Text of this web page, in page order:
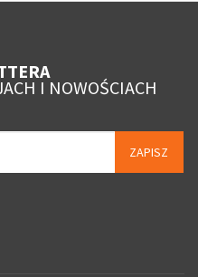
I NOWOŚCIACH
ZAPISZ